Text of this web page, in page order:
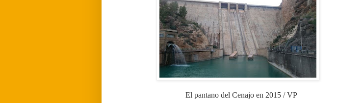
El pantano del Cenajo en 2015 / VP